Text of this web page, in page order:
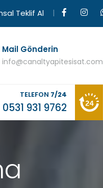
Teklif Al |
Mail Gönderin
info@canaltyapitesisat.com
TELEFON 7/24
0531 931 9762